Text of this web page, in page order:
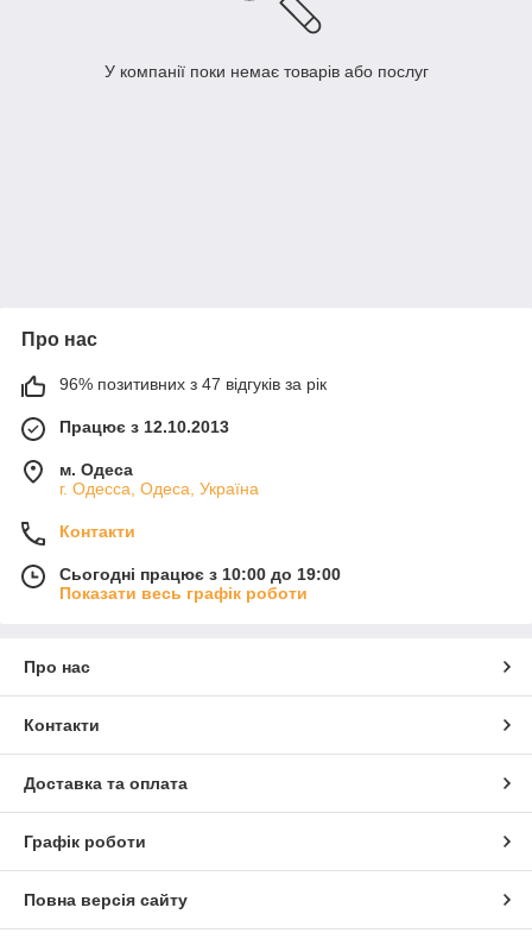
У компанії поки немає товарів або послуг
Про нас
96% позитивних з 47 відгуків за рік
Працює з 12.10.2013
м. Одеса
г. Одесса, Одеса, Україна
Контакти
Сьогодні працює з 10:00 до 19:00
Показати весь графік роботи
Про нас
Контакти
Доставка та оплата
Графік роботи
Повна версія сайту